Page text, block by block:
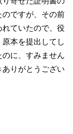
のですが、その前
ていたので、役
本を提出してし
に、すみません
りがとうござい